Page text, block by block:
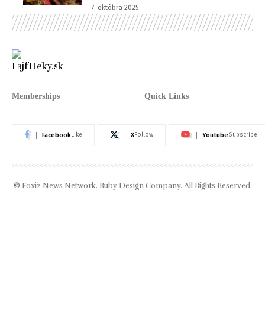
7. októbra 2025
Memberships Quick Links
FacebookLike XFollow YoutubeSubscribe
© Foxiz News Network. Ruby Design Company. All Rights Reserved.